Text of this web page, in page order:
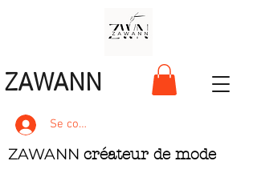
ZAWANN
Se connecter
ZAWANN créateur de mode